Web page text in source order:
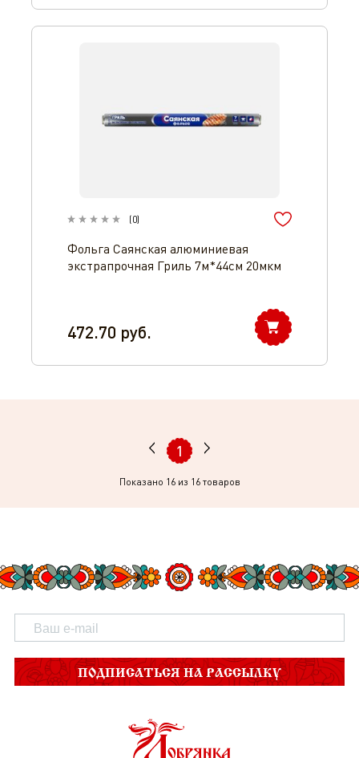
(0)
Фольга Саянская алюминиевая
экстрапрочная Гриль 7м*44см 20мкм
472.70 руб.
1
Показано 16из 16 товаров
ПОДПИСАТЬСЯ НА РАССЫЛКУ